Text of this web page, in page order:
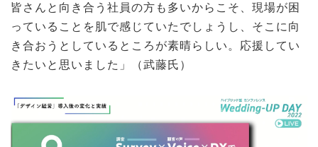
皆さんと向き合う社員の方も多いからこそ、現場が困
っていることを肌で感じていたでしょうし、そこに向
き合おうとしているところが素晴らしい。応援してい
きたいと思いました」（武藤氏）